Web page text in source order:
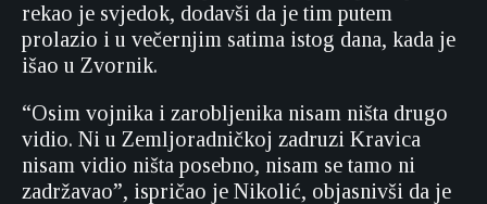
rekao je svjedok, dodavši da je tim putem
prolazio i u večernjim satima istog dana, kada je
išao u Zvornik.
“Osim vojnika i zarobljenika nisam ništa drugo
vidio. Ni u Zemljoradničkoj zadruzi Kravica
nisam vidio ništa posebno, nisam se tamo ni
zadržavao”, ispričao je Nikolić, objasnivši da je